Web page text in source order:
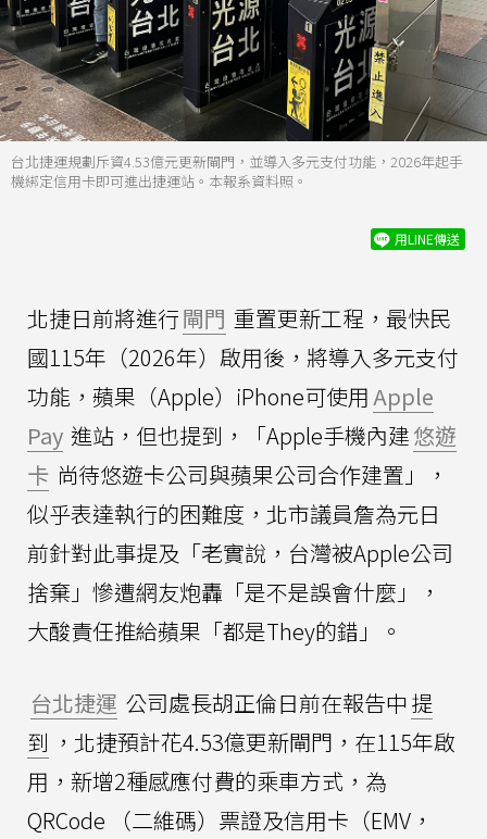
台北捷運規劃斥資4.53億元更新閘門，並導入多元支付功能，2026年起手
機綁定信用卡即可進出捷運站。本報系資料照。
用LINE傳送
北捷日前將進行閘門 重置更新工程，最快民
國115年（2026年）啟用後，將導入多元支付
功能，蘋果（Apple）iPhone可使用Apple
Pay 進站，但也提到，「Apple手機內建悠遊
卡 尚待悠遊卡公司與蘋果公司合作建置」，
似乎表達執行的困難度，北市議員詹為元日
前針對此事提及「老實說，台灣被Apple公司
捨棄」慘遭網友炮轟「是不是誤會什麼」，
大酸責任推給蘋果「都是They的錯」。
台北捷運 公司處長胡正倫日前在報告中提
到 ，北捷預計花4.53億更新閘門，在115年啟
用，新增2種感應付費的乘車方式，為
QRCode （二維碼）票證及信用卡（EMV，